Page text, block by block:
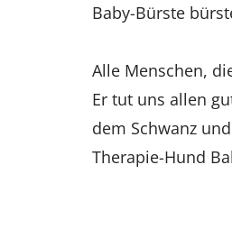
Baby-Bürste
Alle Menschen,
Er tut uns allen
dem Schwanz
Therapie-Hund